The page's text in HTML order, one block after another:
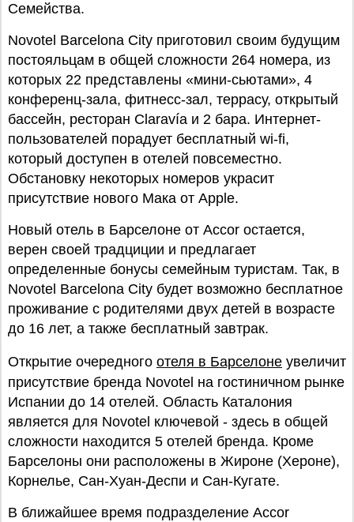
Семейства.
Novotel Barcelona City приготовил своим будущим
постояльцам в общей сложности 264 номера, из
которых 22 представлены «мини-сьютами», 4
конференц-зала, фитнесс-зал, террасу, открытый
бассейн, ресторан Claravía и 2 бара. Интернет-
пользователей порадует бесплатный wi-fi,
который доступен в отелей повсеместно.
Обстановку некоторых номеров украсит
присутствие нового Мака от Apple.
Новый отель в Барселоне от Accor остается,
верен своей традциции и предлагает
определенные бонусы семейным туристам. Так, в
Novotel Barcelona City будет возможно бесплатное
проживание с родителями двух детей в возрасте
до 16 лет, а также бесплатный завтрак.
Открытие очередного отеля в Барселоне увеличит
присутствие бренда Novotel на гостиничном рынке
Испании до 14 отелей. Область Каталония
является для Novotel ключевой - здесь в общей
сложности находится 5 отелей бренда. Кроме
Барселоны они расположены в Жироне (Хероне),
Корнелье, Сан-Хуан-Деспи и Сан-Кугате.
В ближайшее время подразделение Accor